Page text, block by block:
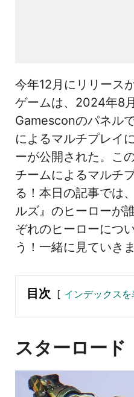
今年12月にリリース
ゲームは、2024年8
Gamesconのパネル
によるマルチプレイ
ーが公開された。こ
チームによるマルチ
る！本日の記事では
ルズ』のヒーローが
ぞれのヒーローにつ
う！一緒に見ていき
目次 インデックス
スターロード